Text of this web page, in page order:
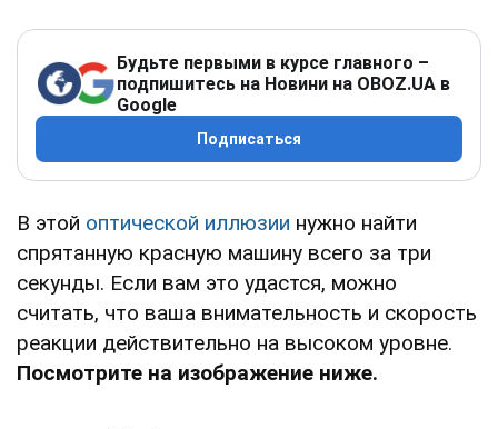
Будьте первыми в курсе главного –
подпишитесь на Новини на OBOZ.UA в
Google
Подписаться
В этой оптической иллюзии нужно найти
спрятанную красную машину всего за три
секунды. Если вам это удастся, можно
считать, что ваша внимательность и скорость
реакции действительно на высоком уровне.
Посмотрите на изображение ниже.